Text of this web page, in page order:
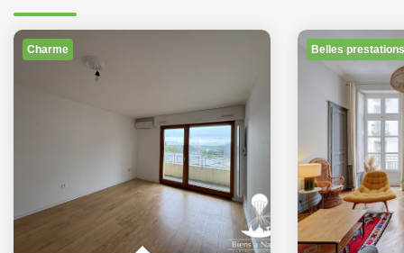
Charme Belles prestations